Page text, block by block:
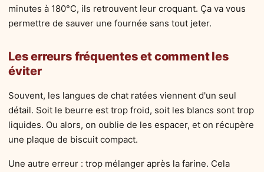
minutes à 180°C, ils retrouvent leur croquant. Ça va vous
permettre de sauver une fournée sans tout jeter.
Les erreurs fréquentes et comment les
éviter
Souvent, les langues de chat ratées viennent d'un seul
détail. Soit le beurre est trop froid, soit les blancs sont trop
liquides. Ou alors, on oublie de les espacer, et on récupère
une plaque de biscuit compact.
Une autre erreur : trop mélanger après la farine. Cela